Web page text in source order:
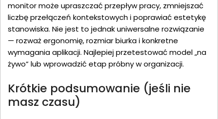
monitor może upraszczać przepływ pracy, zmniejszać
liczbę przełączeń kontekstowych i poprawiać estetykę
stanowiska. Nie jest to jednak uniwersalne rozwiązanie
— rozważ ergonomię, rozmiar biurka i konkretne
wymagania aplikacji. Najlepiej przetestować model „na
żywo” lub wprowadzić etap próbny w organizacji.
Krótkie podsumowanie (jeśli nie
masz czasu)